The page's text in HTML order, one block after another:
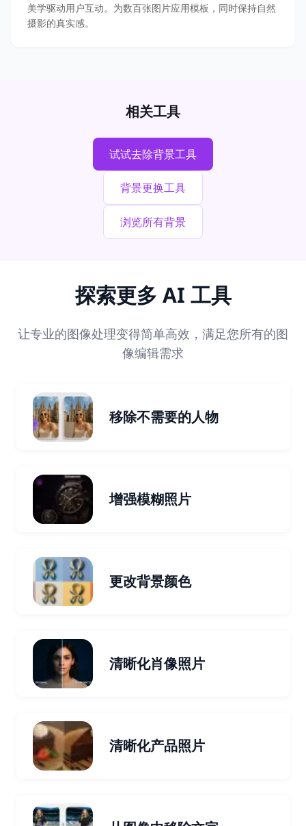
美学驱动用户互动。为数百张图片应用模板，同时保持自然
摄影的真实感。
相关工具
试试去除背景工具
背景更换工具
浏览所有背景
探索更多 AI 工具
让专业的图像处理变得简单高效，满足您所有的图
像编辑需求
移除不需要的人物
增强模糊照片
更改背景颜色
清晰化肖像照片
清晰化产品照片